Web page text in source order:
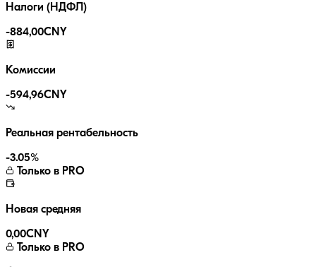
Налоги (НДФЛ)
-884,00CNY
Комиссии
-594,96CNY
Реальная рентабельность
-3.05%
Только в PRO
Новая средняя
0,00CNY
Только в PRO